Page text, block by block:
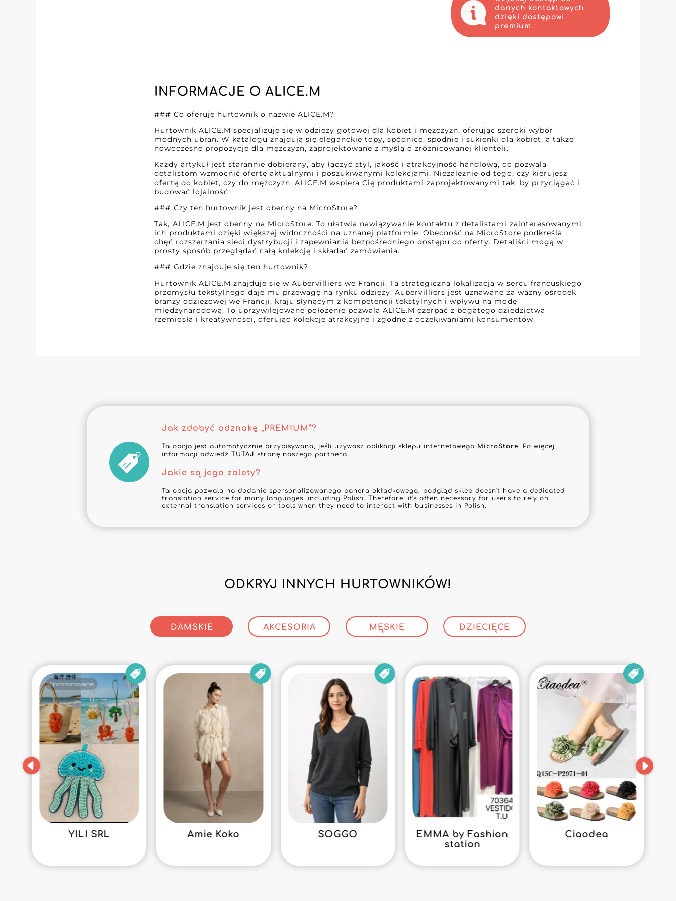
danych kontaktowych
dzięki dostępowi
premium.
INFORMACJE O ALICE.M
### Co oferuje hurtownik o nazwie ALICE.M?
Hurtownik ALICE.M specjalizuje się w odzieży gotowej dla kobiet i mężczyzn, oferując szeroki wybór
modnych ubrań. W katalogu znajdują się eleganckie topy, spódnice, spodnie i sukienki dla kobiet, a także
nowoczesne propozycje dla mężczyzn, zaprojektowane z myślą o zróżnicowanej klienteli.
Każdy artykuł jest starannie dobierany, aby łączyć styl, jakość i atrakcyjność handlową, co pozwala
detalistom wzmocnić ofertę aktualnymi i poszukiwanymi kolekcjami. Niezależnie od tego, czy kierujesz
ofertę do kobiet, czy do mężczyzn, ALICE.M wspiera Cię produktami zaprojektowanymi tak, by przyciągać i
budować lojalność.
### Czy ten hurtownik jest obecny na MicroStore?
Tak, ALICE.M jest obecny na MicroStore. To ułatwia nawiązywanie kontaktu z detalistami zainteresowanymi
ich produktami dzięki większej widoczności na uznanej platformie. Obecność na MicroStore podkreśla
chęć rozszerzania sieci dystrybucji i zapewniania bezpośredniego dostępu do oferty. Detaliści mogą w
prosty sposób przeglądać całą kolekcję i składać zamówienia.
### Gdzie znajduje się ten hurtownik?
Hurtownik ALICE.M znajduje się w Aubervilliers we Francji. Ta strategiczna lokalizacja w sercu francuskiego
przemysłu tekstylnego daje mu przewagę na rynku odzieży. Aubervilliers jest uznawane za ważny ośrodek
branży odzieżowej we Francji, kraju słynącym z kompetencji tekstylnych i wpływu na modę
międzynarodową. To uprzywilejowane położenie pozwala ALICE.M czerpać z bogatego dziedzictwa
rzemiosła i kreatywności, oferując kolekcje atrakcyjne i zgodne z oczekiwaniami konsumentów.
Jak zdobyć odznakę „PREMIUM”?
Ta opcja jest automatycznie przypisywana, jeśli używasz aplikacji sklepu internetowego MicroStore. Po więcej
informacji odwiedź TUTAJ stronę naszego partnera.
Jakie są jego zalety?
Ta opcja pozwala na dodanie spersonalizowanego banera okładkowego, podgląd sklep doesn't have a dedicated
translation service for many languages, including Polish. Therefore, it's often necessary for users to rely on
external translation services or tools when they need to interact with businesses in Polish.
ODKRYJ INNYCH HURTOWNIKÓW!
DAMSKIE AKCESORIA MĘSKIE DZIECIĘCE
Sponsorowane
YILI SRL Amie Koko SOGGO
EMMA by Fashion
station
Ciaodea